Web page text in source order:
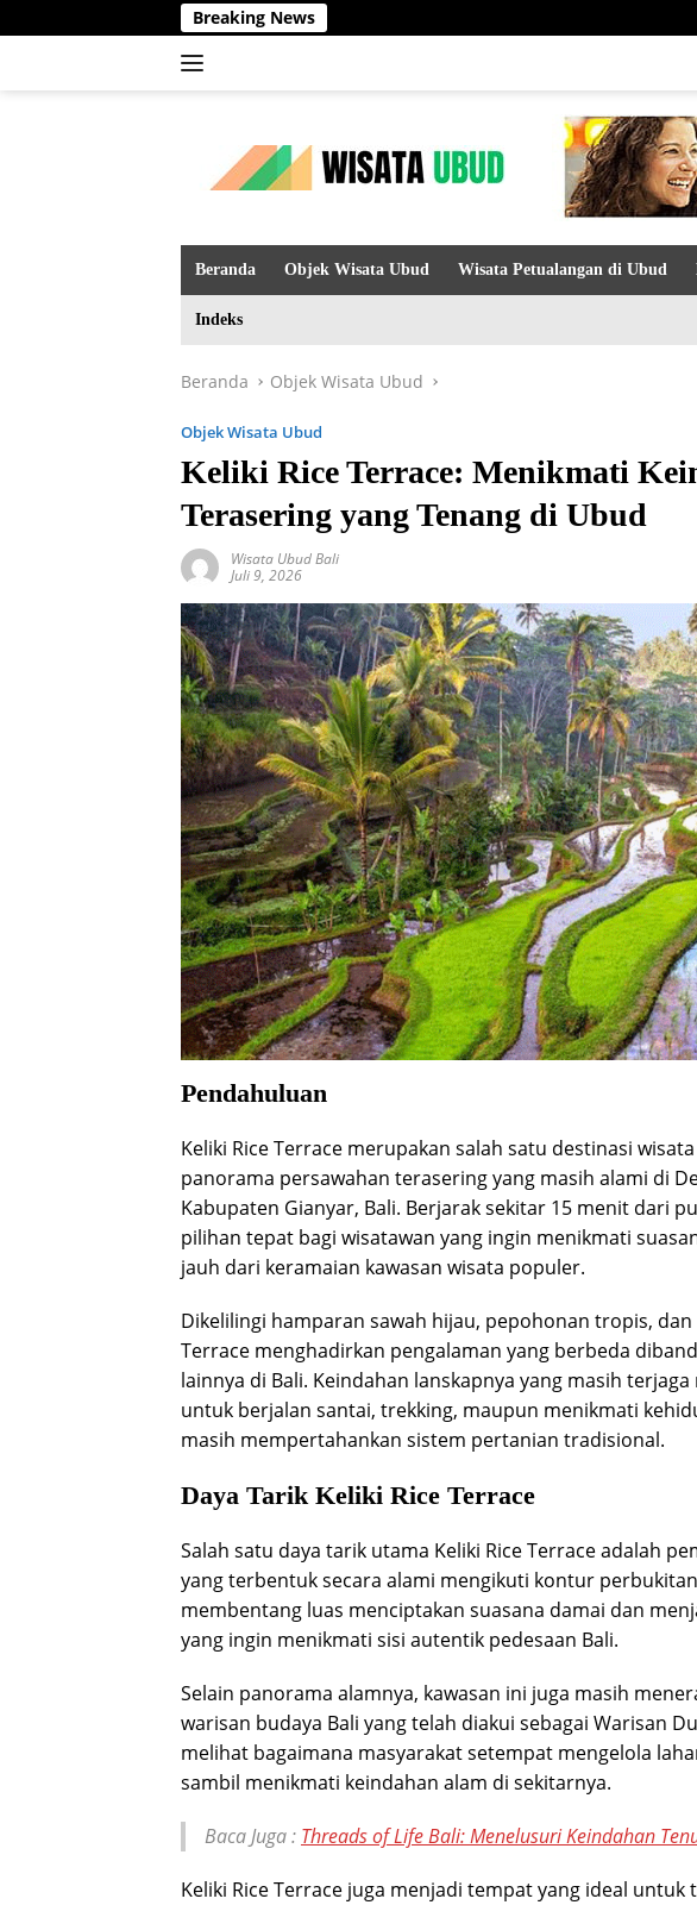
ke
Breaking News
Beranda Objek Wisata Ubud Wisata Petualangan di Ubud
Indeks
Beranda Objek Wisata Ubud
Objek Wisata Ubud
Keliki Rice Terrace: Menikmati
Terasering yang Tenang di Ubud
Wisata Ubud Bali
Juli 9, 2026
Pendahuluan
Keliki Rice Terrace merupakan salah satu destinasi
panorama persawahan terasering yang masih alami di
Kabupaten Gianyar, Bali. Berjarak sekitar 15 menit dari
pilihan tepat bagi wisatawan yang ingin menikmati
jauh dari keramaian kawasan wisata populer.
Dikelilingi hamparan sawah hijau, pepohonan tropis, dan
Terrace menghadirkan pengalaman yang berbeda
lainnya di Bali. Keindahan lanskapnya yang masih
untuk berjalan santai, trekking, maupun menikmati
masih mempertahankan sistem pertanian tradisional.
Daya Tarik Keliki Rice Terrace
Salah satu daya tarik utama Keliki Rice Terrace adalah
yang terbentuk secara alami mengikuti kontur
membentang luas menciptakan suasana damai dan
yang ingin menikmati sisi autentik pedesaan Bali.
Selain panorama alamnya, kawasan ini juga masih
warisan budaya Bali yang telah diakui sebagai Warisan
melihat bagaimana masyarakat setempat mengelola
sambil menikmati keindahan alam di sekitarnya.
Baca Juga : Threads of Life Bali: Menelusuri Keindahan
Keliki Rice Terrace juga menjadi tempat yang ideal untuk